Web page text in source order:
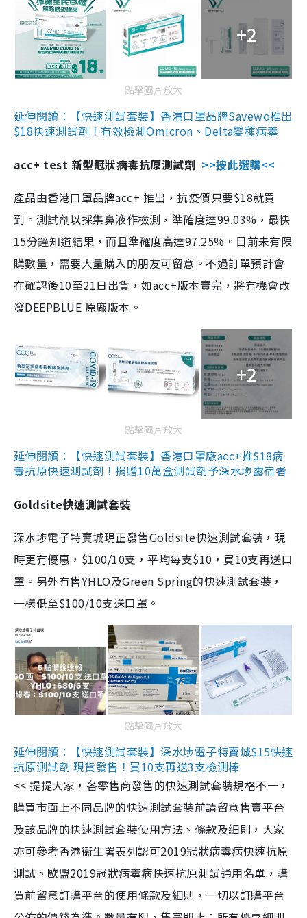
+2
點擊圖片放大
延伸閱讀：【快速測試套裝】香港口罩品牌Savewo推出
$18快速測試劑！有效檢測Omicron、Delta變種病毒
acc+ test 新型冠狀病毒抗原測試劑 >>按此選購<<
產品由香港口罩品牌acc+ 推出，抗疫價只要$18就買
到。測試劑以採集鼻液作檢測，準確度達99.03%，最快
15分鐘知道結果，而且準確度高達97.25%。目前未有限
購數量，需要大量購入的朋友可留意。不過訂單預計會
在確認後10至21日出貨，如acc+版本賣完，將有機會改
發DEEPBLUE 原廠版本。
+2
點擊圖片放大
延伸閱讀：【快速測試套裝】香港口罩廠acc+推$18病
毒抗原快速測試劑！捐贈10萬盒測試劑予深水埗露宿者
Goldsite快速測試套裝
深水埗電子特賣城現正發售Goldsite快速測試套裝，現
時更有優惠，$100/10支，平均每支$10，買10支再送口
罩。另外有售YHLO及Green Spring的快速測試套裝，
一樣低至$100/10支送口罩。
點擊圖片放大
延伸閱讀：【快速測試套裝】深水埗電子特賣城$15快速
抗原測試劑 現貨發售！買10支再送3支檢測棒
<< 提提大家，各零售商發售的快速測試套裝規格不一，
購買市面上不同品牌的快速測試套裝前請留意售賣平台
及該品牌的快速測試套裝使用方法、條款及細則，大家
亦可參考香港衞生署表列認可2019冠狀病毒病快速抗原
測試、歐盟2019冠狀病毒病快速抗原測試通用名單，購
買前留意訂購平台的使用條款及細則，一切以訂購平台